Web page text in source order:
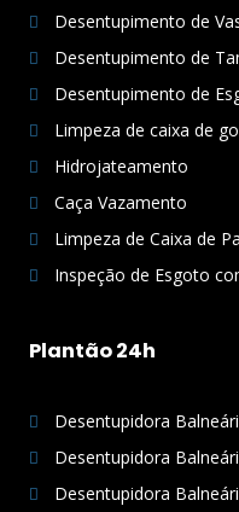
Desentupimento de
Desentupimento de
Desentupimento de
Limpeza de caixa de
Hidrojateamento
Caça Vazamento
Limpeza de Caixa de
Inspeção de Esgoto
Plantão 24h
Desentupidora
Desentupidora
Desentupidora